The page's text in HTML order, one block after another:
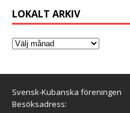
LOKALT ARKIV
Svensk-Kubanska föreningen
Besöksadress: